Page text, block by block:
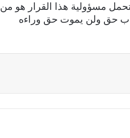
مسؤولية هذا القرار هو من
حق ولن يموت حق وراءه